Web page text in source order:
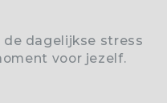
de dagelijkse stress
voor jezelf.